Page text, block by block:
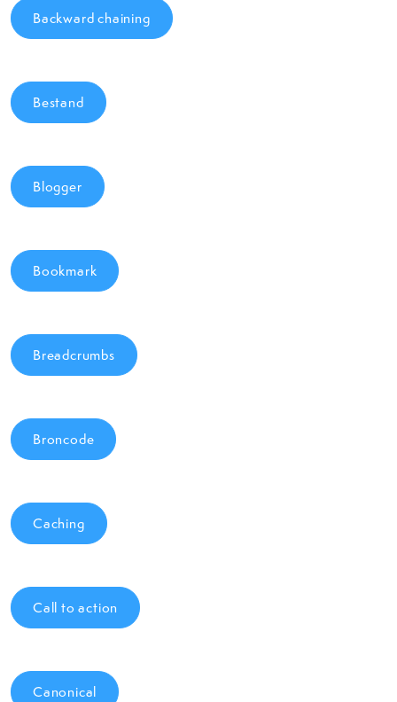
Backward chaining
Bestand
Blogger
Bookmark
Breadcrumbs
Broncode
Caching
Call to action
Canonical